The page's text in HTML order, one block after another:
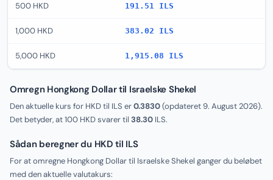
500 HKD 191.51 ILS
1,000 HKD 383.02 ILS
5,000 HKD 1,915.08 ILS
Omregn Hongkong Dollar til Israelske Shekel
Den aktuelle kurs for HKD til ILS er0.3830(opdateret9. August 2026).
Det betyder, at 100 HKD svarer til 38.30 ILS.
Sådan beregner du HKD til ILS
For at omregne Hongkong Dollar til Israelske Shekel ganger du beløbet
med den aktuelle valutakurs: